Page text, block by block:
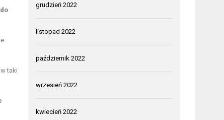
taki
grudzień 2022
listopad 2022
październik 2022
wrzesień 2022
kwiecień 2022